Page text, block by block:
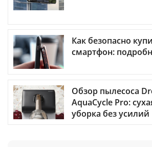
Как безопасно
смартфон:
Обзор пылесоса
AquaCycle Pro:
уборка без усилий